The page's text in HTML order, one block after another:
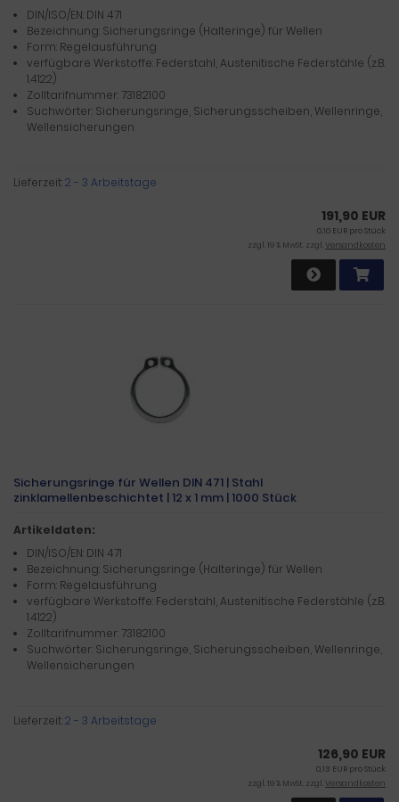
DIN/ISO/EN: DIN 471
Bezeichnung: Sicherungsringe (Halteringe) für Wellen
Form: Regelausführung
verfügbare Werkstoffe: Federstahl, Austenitische Federstähle (z.B.
1.4122)
Zolltarifnummer: 73182100
Suchwörter: Sicherungsringe, Sicherungsscheiben, Wellenringe,
Wellensicherungen
Lieferzeit:2 - 3 Arbeitstage
191,90 EUR
0,10 EUR pro Stück
zzgl. 19 % MwSt. zzgl.Versandkosten
Sicherungsringe für Wellen DIN 471 | Stahl
zinklamellenbeschichtet | 12 x 1 mm | 1000 Stück
Artikeldaten:
DIN/ISO/EN: DIN 471
Bezeichnung: Sicherungsringe (Halteringe) für Wellen
Form: Regelausführung
verfügbare Werkstoffe: Federstahl, Austenitische Federstähle (z.B.
1.4122)
Zolltarifnummer: 73182100
Suchwörter: Sicherungsringe, Sicherungsscheiben, Wellenringe,
Wellensicherungen
Lieferzeit:2 - 3 Arbeitstage
126,90 EUR
0,13 EUR pro Stück
zzgl. 19 % MwSt. zzgl.Versandkosten